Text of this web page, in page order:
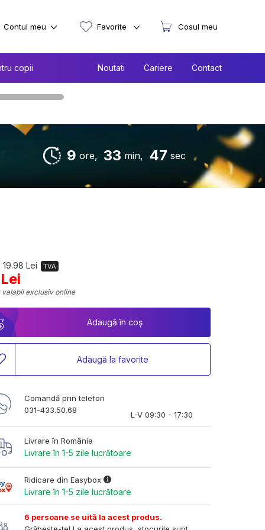
copii Noutati Cariere Contact
Contul meu Favorite Cosul meu
9 ore, 33 min, 46 sec
19.98 Lei TVA
valabil exclusiv online
Adaugă în coș
Adaugă la favorite
Comandă prin telefon
031-433.50.68
L-V 09:30 - 17:30
Livrare în România
Livrare în 1-5 zile lucrătoare
Ridicare din Easybox
Livrare în 1-5 zile lucrătoare
6 persoane se uită la acest produs.